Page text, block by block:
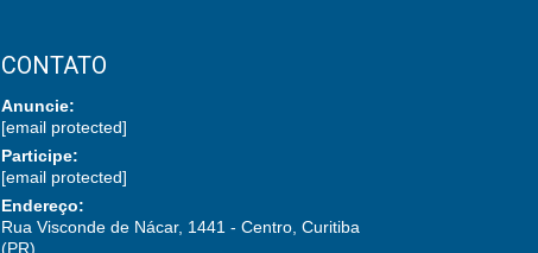
CONTATO
Anuncie:
[email protected]
Participe:
[email protected]
Endereço:
Rua Visconde de Nácar, 1441 - Centro, Curitiba
(PR)